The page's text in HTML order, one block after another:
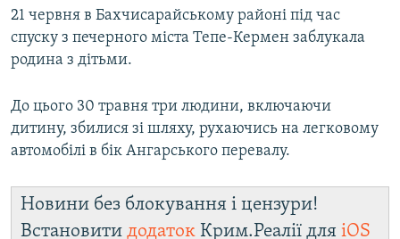
21 червня в Бахчисарайському районі під час
спуску з печерного міста Тепе-Кермен заблукала
родина з дітьми.
До цього 30 травня три людини, включаючи
дитину, збилися зі шляху, рухаючись на легковому
автомобілі в бік Ангарського перевалу.
Новини без блокування і цензури!
Встановити додаток Крим.Реалії для iOS